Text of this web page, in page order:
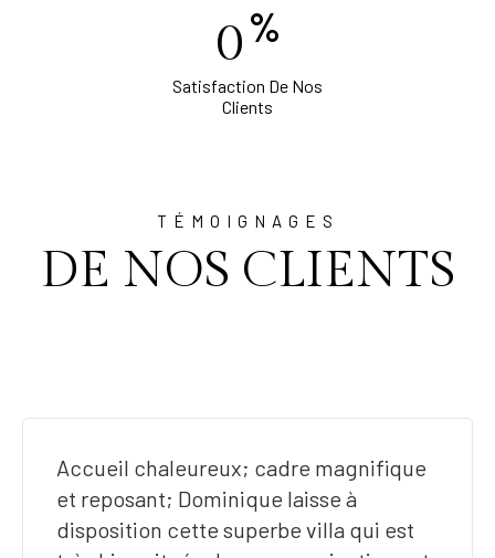
0%
Satisfaction De Nos
Clients
TÉMOIGNAGES
DE NOS CLIENTS
Accueil chaleureux; cadre magnifique
et reposant; Dominique laisse à
disposition cette superbe villa qui est